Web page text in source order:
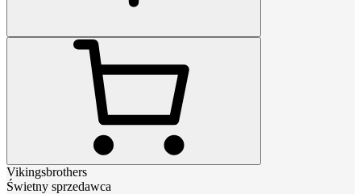
Vikingsbrothers
Świetny sprzedawca